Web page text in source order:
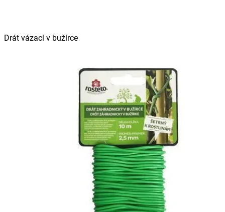
Drát vázací v bužírce